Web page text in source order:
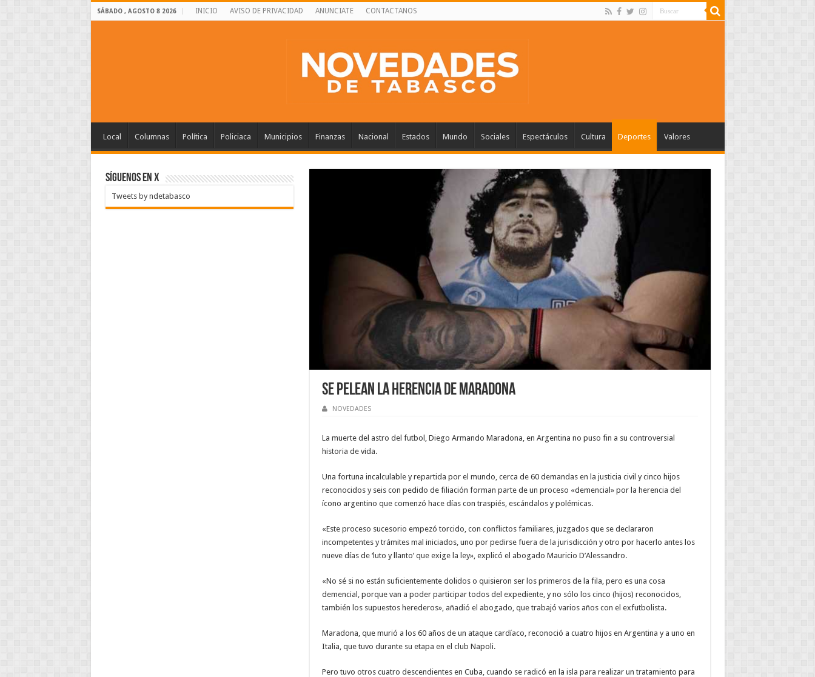
SÁBADO , AGOSTO 8 2026 INICIO AVISO DE PRIVACIDAD ANUNCIATE CONTACTANOS
Local Columnas Política Policiaca Municipios Finanzas Nacional Estados Mundo Sociales Espectáculos Cultura Deportes Valores
Se pelean la herencia de Maradona
NOVEDADES
La muerte del astro del futbol, Diego Armando Maradona, en Argentina no puso fin a su controversial
historia de vida.
Una fortuna incalculable y repartida por el mundo, cerca de 60 demandas en la justicia civil y cinco hijos
reconocidos y seis con pedido de filiación forman parte de un proceso «demencial» por la herencia del
ícono argentino que comenzó hace días con traspiés, escándalos y polémicas.
«Este proceso sucesorio empezó torcido, con conflictos familiares, juzgados que se declararon
incompetentes y trámites mal iniciados, uno por pedirse fuera de la jurisdicción y otro por hacerlo antes los
nueve días de ‘luto y llanto’ que exige la ley», explicó el abogado Mauricio D’Alessandro.
«No sé si no están suficientemente dolidos o quisieron ser los primeros de la fila, pero es una cosa
demencial, porque van a poder participar todos del expediente, y no sólo los cinco (hijos) reconocidos,
también los supuestos herederos», añadió el abogado, que trabajó varios años con el exfutbolista.
Maradona, que murió a los 60 años de un ataque cardíaco, reconoció a cuatro hijos en Argentina y a uno en
Italia, que tuvo durante su etapa en el club Napoli.
Pero tuvo otros cuatro descendientes en Cuba, cuando se radicó en la isla para realizar un tratamiento para
SÍGUENOS EN X
Tweets by ndetabasco